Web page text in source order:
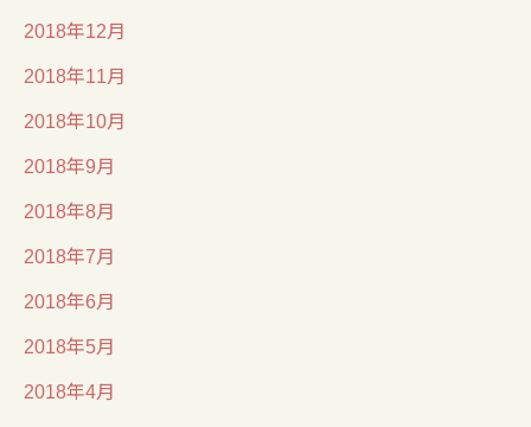
2018年12月
2018年11月
2018年10月
2018年9月
2018年8月
2018年7月
2018年6月
2018年5月
2018年4月